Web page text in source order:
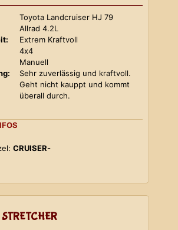
Toyota Landcruiser HJ 79
Allrad 4.2L
Extrem Kraftvoll
4x4
Manuell
Sehr zuverlässig und kraftvoll.
Geht nicht kauppt und kommt
überall durch.
CRUISER-